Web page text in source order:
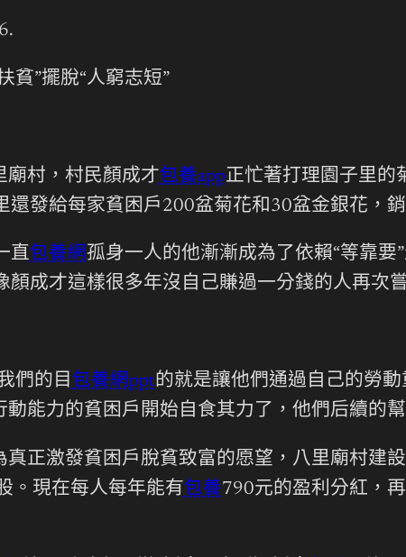
貧”擺脫“人窮志短”
廟村，村民顏成才包養app正忙著打理園子里的
發給每家貧困戶200盆菊花和30盆金銀花，
直包養網孤身一人的他漸漸成為了依賴“等靠要
顏成才這樣很多年沒自己賺過一分錢的人再次
們的目 包養網ppt的就是讓他們通過自己的勞
動能力的貧困戶開始自食其力了，他們后續的
正激發貧困戶脫貧致富的愿望，八里廟村建
。現在每人每年能有 包養790元的盈利分紅，